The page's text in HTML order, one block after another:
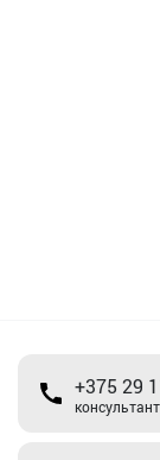
+375 29